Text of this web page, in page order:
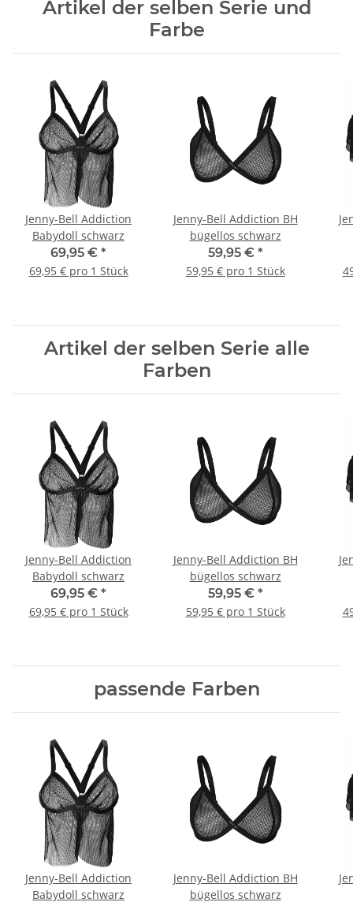
Artikel der selben Serie und
Farbe
Jenny-Bell Addiction
Babydoll schwarz
69,95 € *
69,95 € pro 1 Stück
Jenny-Bell Addiction BH
bügellos schwarz
59,95 € *
59,95 € pro 1 Stück
Artikel der selben Serie alle
Farben
Jenny-Bell Addiction
Babydoll schwarz
69,95 € *
69,95 € pro 1 Stück
Jenny-Bell Addiction BH
bügellos schwarz
59,95 € *
59,95 € pro 1 Stück
passende Farben
Jenny-Bell Addiction
Babydoll schwarz
Jenny-Bell Addiction BH
bügellos schwarz